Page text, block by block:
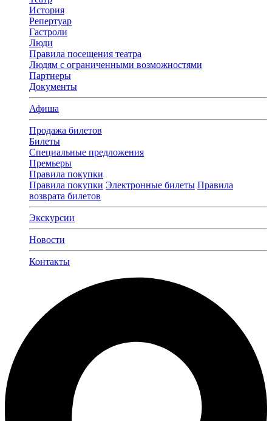
История
Репертуар
Гастроли
Люди
Правила посещения театра
Людям с ограниченными возможностями
Партнеры
Документы
Афиша
Продажа билетов
Билеты
Специальные предложения
Премьеры
Правила покупки
Правила покупки Электронные билеты Правила
возврата билетов
Экскурсии
Новости
Контакты